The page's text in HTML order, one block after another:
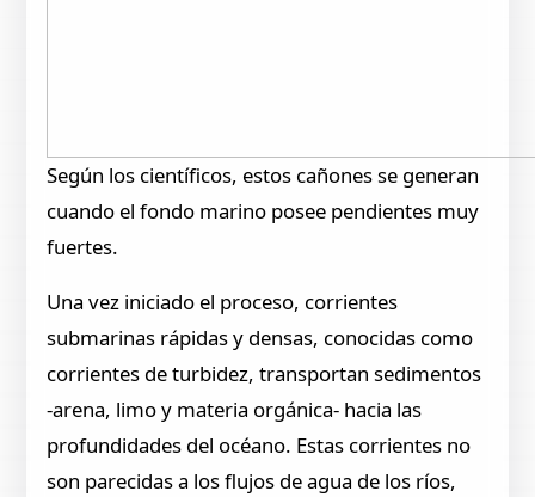
Según los científicos, estos cañones se generan
cuando el fondo marino posee pendientes muy
fuertes.
Una vez iniciado el proceso, corrientes
submarinas rápidas y densas, conocidas como
corrientes de turbidez, transportan sedimentos
-arena, limo y materia orgánica- hacia las
profundidades del océano. Estas corrientes no
son parecidas a los flujos de agua de los ríos,